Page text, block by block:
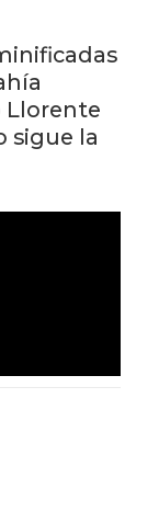
Llorente
sigue la